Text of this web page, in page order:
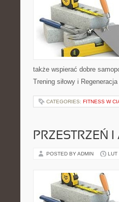
także wspierać dobre
Trening siłowy i
CATEGORIES: FITNESS W
PRZESTRZEŃ
POSTED BY ADMIN LUT